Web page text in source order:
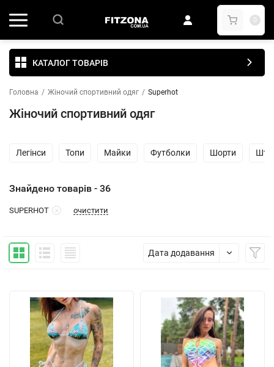
0
КАТАЛОГ ТОВАРІВ
Головна / Жіночий спортивний одяг / Superhot
Жіночий спортивний одяг
Легінси Топи Майки Футболки Шорти
Знайдено товарів - 36
SUPERHOT очистити
Дата додавання